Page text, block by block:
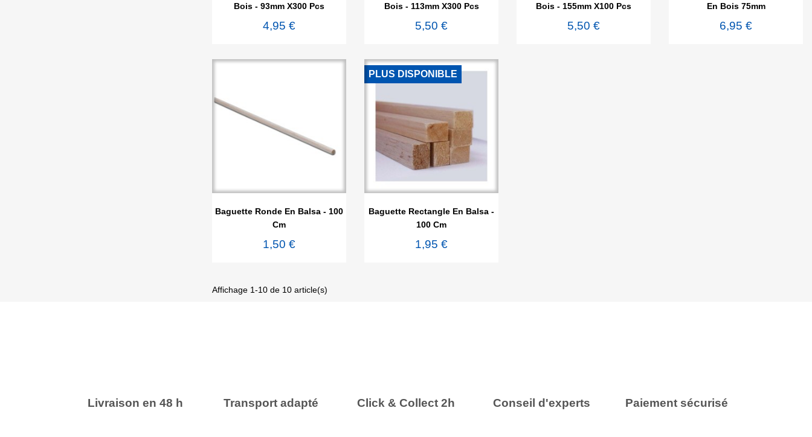
Bois - 93mm X300 Pcs
4,95 €
Bois - 113mm X300 Pcs
5,50 €
Bois - 155mm X100 Pcs
5,50 €
En Bois 75mm
6,95 €

Baguette Ronde En Balsa - 100
Cm
1,50 €

Baguette Rectangle En Balsa -
100 Cm
1,95 €
PLUS DISPONIBLE
Affichage 1-10 de 10 article(s)
Livraison en 48 h Transport adapté Click & Collect 2h Conseil d'experts Paiement sécurisé